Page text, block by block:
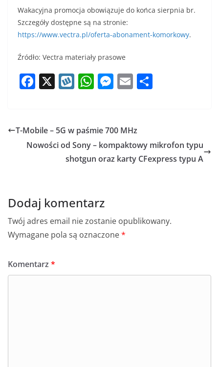
Wakacyjna promocja obowiązuje do końca sierpnia br.
Szczegóły dostępne są na stronie:
https://www.vectra.pl/oferta-abonament-komorkowy.
Źródło: Vectra materiały prasowe
F
a
e
b
X W
y
o
p
W
h
s
A
p
M
e
e
n
g
E
m
l
T-Mobile – 5G w paśmie 700 MHz
Nowości od Sony – kompaktowy mikrofon typu
shotgun oraz karty CFexpress typu A
Dodaj komentarz
Twój adres email nie zostanie opublikowany.
Wymagane pola są oznaczone*
Komentarz *